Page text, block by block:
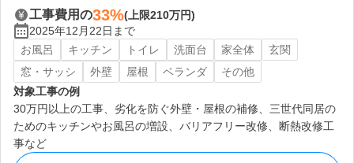
工事費用の33%(上限210万円)
2025年12月22日まで
お風呂
キッチン トイレ 洗面台 家全体
玄関
窓・サッシ
外壁 屋根 ベランダ
その他
対象工事の例
30万円以上の工事、劣化を防ぐ外壁・屋根の補修、三世代同居の
ためのキッチンやお風呂の増設、バリアフリー改修、断熱改修工
事など